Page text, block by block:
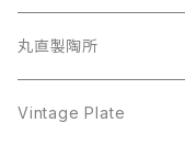
BSK
Cerrito
Sarah Coventry
BSK
Coro
Sarah Coventry
Richelieu
Napier
Richelieu
iittala
arcopal
CupSaucer
BAVARIA
Milk Pot
BAVARIA
Mosa
丸直製陶所
Vintage Plate